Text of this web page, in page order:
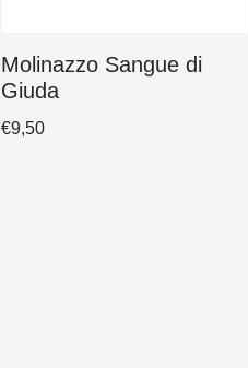
Molinazzo Sangue di
Giuda
€9,50